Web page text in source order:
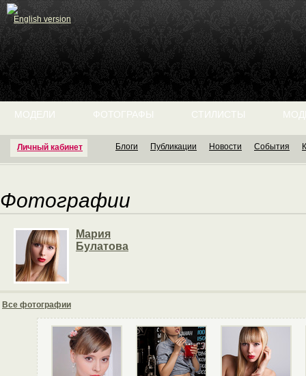
English version
Личный кабинет
МОДЕЛИ ФОТОГРАФЫ СТИЛИСТЫ
Блоги Публикации Новости События
Фотографии
Мария
Булатова
Все фотографии